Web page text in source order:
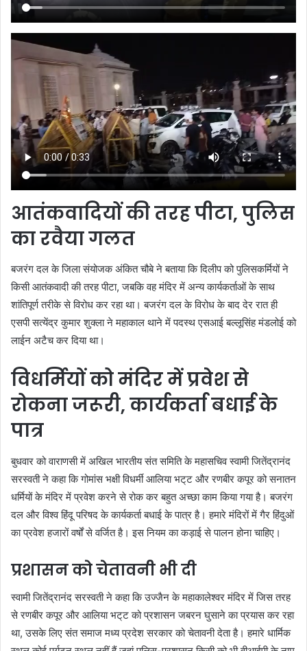
आतंकवादियों की तरह पीटा, पुलिस
का रवैया गलत
बजरंग दल के जिला संयोजक अंकित चौबे ने बताया कि दिलीप को पुलिसकर्मियों ने
किसी आतंकवादी की तरह पीटा, जबकि वह मंदिर में अन्य कार्यकर्ताओं के साथ
शांतिपूर्ण तरीके से विरोध कर रहा था। बजरंग दल के विरोध के बाद देर रात ही
एसपी सत्येंद्र कुमार शुक्ला ने महाकाल थाने में पदस्थ एसआई बल्लूसिंह मंडलोई को
लाईन अटैच कर दिया था।
विधर्मियों को मंदिर में प्रवेश से
रोकना जरूरी, कार्यकर्ता बधाई के
पात्र
बुधवार को वाराणसी में अखिल भारतीय संत समिति के महासचिव स्वामी जितेंद्रानंद
सरस्वती ने कहा कि गोमांस भक्षी विधर्मी आलिया भट्‌ट और रणबीर कपूर को सनातन
धर्मियों के मंदिर में प्रवेश करने से रोक कर बहुत अच्छा काम किया गया है। बजरंग
दल और विश्व हिंदू परिषद के कार्यकर्ता बधाई के पात्र है। हमारे मंदिरों में गैर हिंदुओं
का प्रवेश हजारों वर्षों से वर्जित है। इस नियम का कड़ाई से पालन होना चाहिए।
प्रशासन को चेतावनी भी दी
स्वामी जितेंद्रानंद सरस्वती ने कहा कि उज्जैन के महाकालेश्वर मंदिर में जिस तरह
से रणबीर कपूर और आलिया भट्‌ट को प्रशासन जबरन घुसाने का प्रयास कर रहा
था, उसके लिए संत समाज मध्य प्रदेश सरकार को चेतावनी देता है। हमारे धार्मिक